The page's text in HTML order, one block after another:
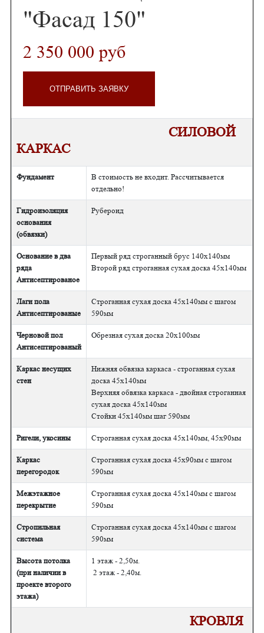
"Фасад 150"
2 350 000 руб
ОТПРАВИТЬ ЗАЯВКУ
СИЛОВОЙ
КАРКАС
Фундамент
В стоимость не входит. Рассчитывается
отдельно!
Гидроизоляция
основания
(обвязки)
Рубероид
Основание в два
ряда
Антисептированое
Первый ряд строганный брус 140х140мм
Второй ряд строганная сухая доска 45х140мм
Лаги пола
Антисептированые
Строганная сухая доска 45х140мм с шагом
590мм
Черновой пол
Антисептированый
Обрезная сухая доска 20х100мм
Каркас несущих
стен
Нижняя обвязка каркаса - строганная сухая
доска 45х140мм
Верхняя обвязка каркаса - двойная строганная
сухая доска 45х140мм
Стойки 45х140мм шаг 590мм
Ригели, укосины Строганная сухая доска 45х140мм, 45х90мм
Каркас
перегородок
Строганная сухая доска 45х90мм с шагом
590мм
Межэтажное
перекрытие
Строганная сухая доска 45х140мм с шагом
590мм
Стропильная
система
Строганная сухая доска 45х140мм с шагом
590мм
Высота потолка
(при наличии в
проекте второго
этажа)
1 этаж - 2,50м.
2 этаж - 2,40м.
КРОВЛЯ